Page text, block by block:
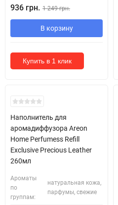
936 грн. 1 249 грн.
В корзину
Купить в 1 клик
Наполнитель для
аромадиффузора Areon
Home Perfumess Refill
Exclusive Precious Leather
260мл
Ароматы
по
группам:
натуральная кожа,
парфумы, свежие